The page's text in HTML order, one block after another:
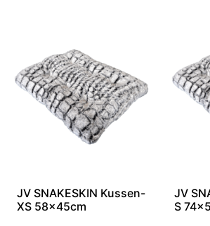
JV SNAKESKIN Kussen-
XS 58x45cm
JV
S